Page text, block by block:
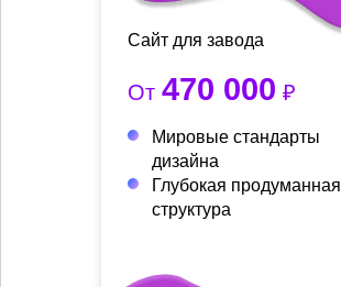
Сайт для завода
От 470 000 ₽
Мировые стандарты
дизайна
Глубокая продуманная
структура